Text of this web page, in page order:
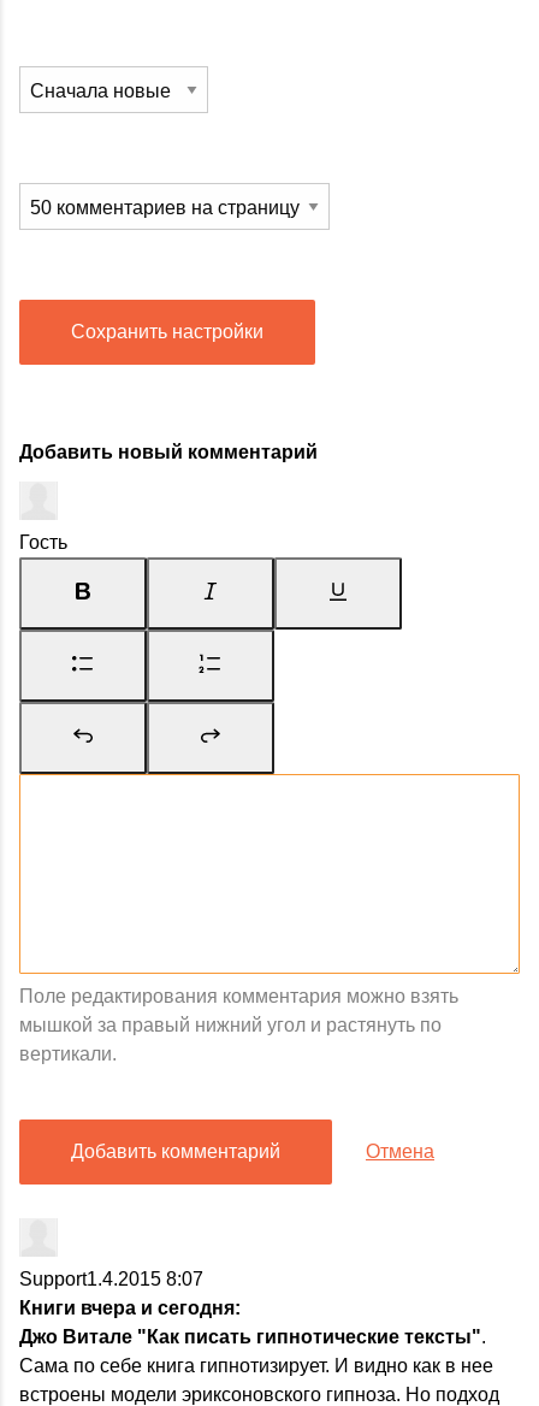
Сохранить настройки
Добавить новый комментарий
Гость
Поле редактирования комментария можно взять
мышкой за правый нижний угол и растянуть по
вертикали.
Добавить комментарий Отмена
Support1.4.2015 8:07
Книги вчера и сегодня:
Джо Витале "Как писать гипнотические тексты".
Сама по себе книга гипнотизирует. И видно как в нее
встроены модели эриксоновского гипноза. Но подход